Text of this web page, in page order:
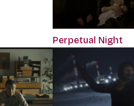
Perpetual Night